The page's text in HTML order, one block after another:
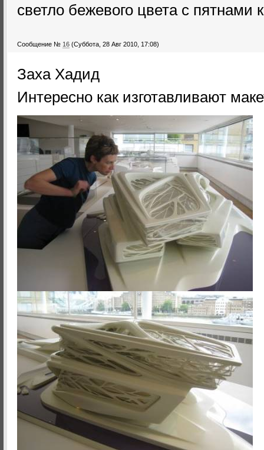
светло бежевого цвета с пятнами
Сообщение № 16 (Суббота, 28 Авг 2010, 17:08)
Заха Хадид
Интересно как изготавливают